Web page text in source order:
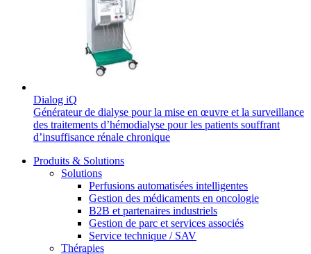
Catalogue de produits
Trouvez le produit que vous recherchez. Visitez le catalogue
de produits B. Braun avec notre portefeuille complet.
Contactez-nous
Pôle d’innovation
Dialog iQ
Générateur de dialyse pour la mise en œuvre et la surveillance
des traitements d’hémodialyse pour les patients souffrant
d’insuffisance rénale chronique
Produits & Solutions
Solutions
Perfusions automatisées intelligentes
Gestion des médicaments en oncologie
B2B et partenaires industriels
Gestion de parc et services associés
Service technique / SAV
Thérapies